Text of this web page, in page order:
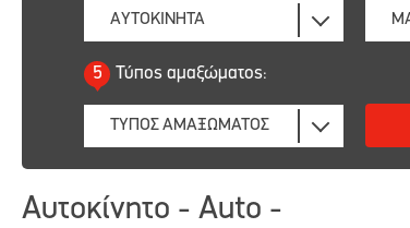
5 Τύπος αμαξώματος:
Αυτοκίνητο - Auto -